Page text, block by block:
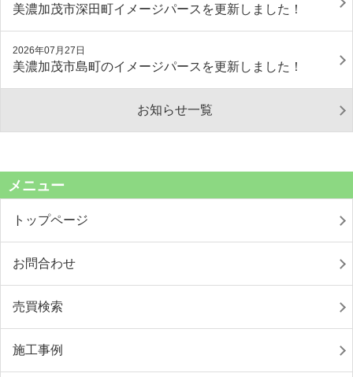
美濃加茂市深田町イメージパースを更新しました！
2026年07月27日
美濃加茂市島町のイメージパースを更新しました！
お知らせ一覧
メニュー
トップページ
お問合わせ
売買検索
施工事例